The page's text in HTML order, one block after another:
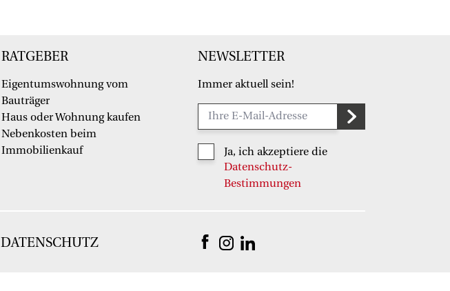
RATGEBER
Eigentumswohnung vom
Bauträger
Haus oder Wohnung kaufen
Nebenkosten beim
Immobilienkauf
NEWSLETTER
Immer aktuell sein!
Ja, ich akzeptiere die
Datenschutz-
Bestimmungen
DATENSCHUTZ